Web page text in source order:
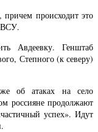
причем происходит это
ВСУ.
Авдеевку. Генштаб
Степного (к северу)
об атаках на село
россияне продолжают
успех». Идут